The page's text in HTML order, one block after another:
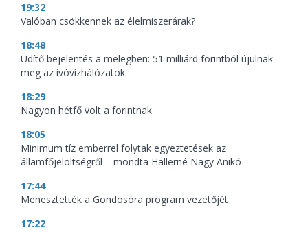
19:32
Valóban csökkennek az élelmiszerárak?
18:48
Üdítő bejelentés a melegben: 51 milliárd forintból újulnak
meg az ivóvízhálózatok
18:29
Nagyon hétfő volt a forintnak
18:05
Minimum tíz emberrel folytak egyeztetések az
államfőjelöltségről – mondta Hallerné Nagy Anikó
17:44
Menesztették a Gondosóra program vezetőjét
17:22